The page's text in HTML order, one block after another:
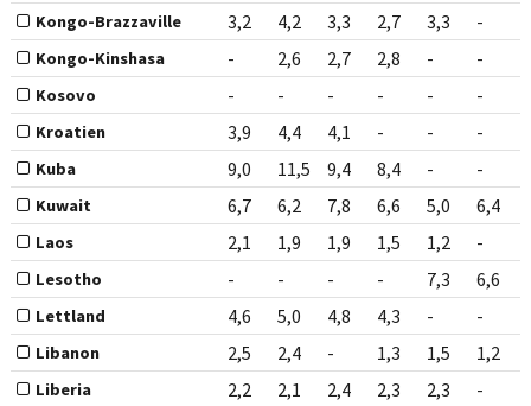
Kongo-Brazzaville 3,2 4,2 3,3 2,7 3,3 -
Kongo-Kinshasa - 2,6 2,7 2,8 - -
Kosovo - - - - - -
Kroatien 3,9 4,4 4,1 - - -
Kuba 9,0 11,5 9,4 8,4 - -
Kuwait 6,7 6,2 7,8 6,6 5,0 6,4
Laos 2,1 1,9 1,9 1,5 1,2 -
Lesotho - - - - 7,3 6,6
Lettland 4,6 5,0 4,8 4,3 - -
Libanon 2,5 2,4 - 1,3 1,5 1,2
Liberia 2,2 2,1 2,4 2,3 2,3 -